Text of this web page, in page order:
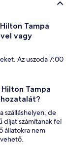
Tampa
vagy
Az uszoda 7:00
Tampa
szálláshelyen, de
díjat számítanak fel
állatokra nem